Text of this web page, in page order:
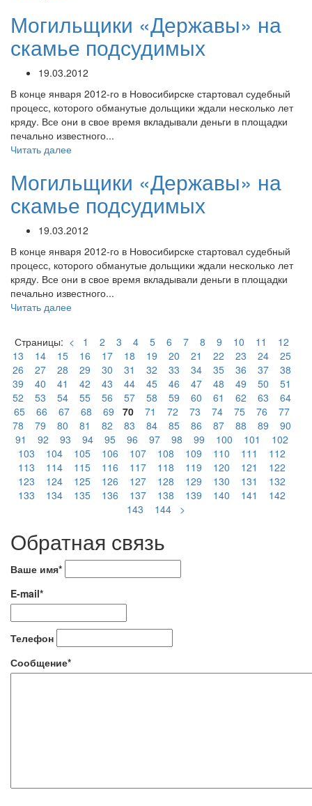
Могильщики «Державы» на
скамье подсудимых
19.03.2012
В конце января 2012-го в Новосибирске стартовал судебный
процесс, которого обманутые дольщики ждали несколько лет
кряду. Все они в свое время вкладывали деньги в площадки
печально известного...
Читать далее
Могильщики «Державы» на
скамье подсудимых
19.03.2012
В конце января 2012-го в Новосибирске стартовал судебный
процесс, которого обманутые дольщики ждали несколько лет
кряду. Все они в свое время вкладывали деньги в площадки
печально известного...
Читать далее
Страницы: < 1 2 3 4 5 6 7 8 9 10 11
12
13
14 15 16 17 18 19 20 21 22 23 24
25
26
27 28 29 30 31 32 33 34 35 36 37
38
39
40 41 42 43 44 45 46 47 48 49 50
51
52
53 54 55 56 57 58 59 60 61 62 63
64
65
66 67 68 69 70 71 72 73 74 75 76
77
78
79 80 81 82 83 84 85 86 87 88 89
90
91
92 93 94 95 96 97 98 99 100 101
102
103
104 105 106 107 108 109 110 111
112
113
114 115 116 117 118 119 120 121
122
123
124 125 126 127 128 129 130 131
132
133
134 135 136 137 138 139 140 141
142
143
144 >
Обратная связь
Ваше имя*
E-mail*
Телефон
Сообщение*